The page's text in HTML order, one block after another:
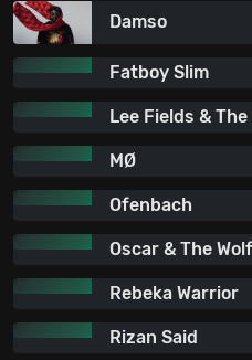
Damso
Fatboy Slim
Lee Fields &
MØ
Ofenbach
Oscar & The Wolf
Rebeka Warrior
Rizan Said